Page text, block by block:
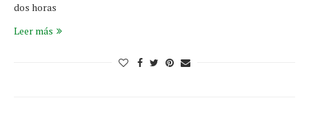
dos horas
Leer más